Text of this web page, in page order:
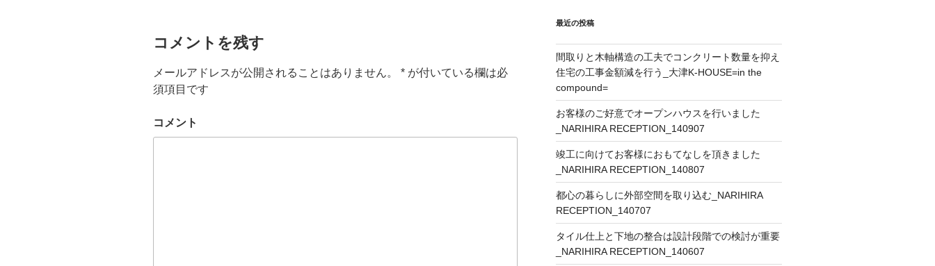
コメントを残す
メールアドレスが公開されることはありません。 * が付いている欄は必
須項目です
コメント
最近の投稿
間取りと木軸構造の工夫でコンクリート数量を抑え
住宅の工事金額減を行う_大津K-HOUSE=in the
compound=
お客様のご好意でオープンハウスを行いました
_NARIHIRA RECEPTION_140907
竣工に向けてお客様におもてなしを頂きました
_NARIHIRA RECEPTION_140807
都心の暮らしに外部空間を取り込む_NARIHIRA
RECEPTION_140707
タイル仕上と下地の整合は設計段階での検討が重要
_NARIHIRA RECEPTION_140607